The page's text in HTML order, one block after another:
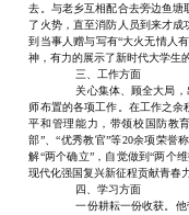
去。与老乡互相配合去旁边鱼塘
了火势，直至消防人员到来才
到当事人赠与写有“大火无情人
神，有力的展示了新时代大学生
三、工作方面
关心集体、顾全大局
师布置的各项工作。在工作之
平和管理能力，带领校国防教
部”、“优秀教官”等20余项荣誉
解“两个确立”，自觉做到“两个
现代化强国复兴新征程贡献青春
四、学习方面
一份耕耘一份收获。 他